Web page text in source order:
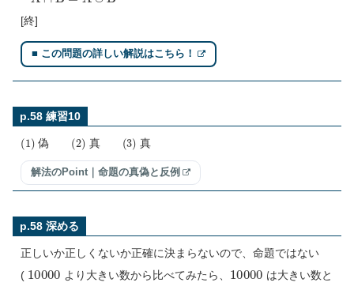
[終]
■ この問題の詳しい解説はこちら！
p.58 練習10
( 1) 偽 (2) 真 (3) 真
解法のPoint｜命題の真偽と反例
p.58 深める
正しいか正しくないか正確に決まらないので、命題ではない
( 10000 より大きい数から比べてみたら、 10000 は大きい数と